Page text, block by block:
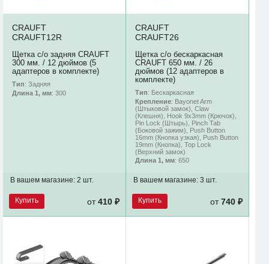
CRAUFT
CRAUFT12R
Щетка с/о задняя CRAUFT
300 мм. / 12 дюймов (5
адаптеров в комплекте)
Тип: Задняя
Длина 1, мм: 300
В вашем магазине: 2 шт.
Купить от410 ₽
CRAUFT
CRAUFT26
Щетка с/о бескаркасная
CRAUFT 650 мм. / 26
дюймов (12 адаптеров в
комплекте)
Тип: Бескаркасная
Крепление: Bayonet Arm
(Штыковой замок), Claw
(Клешня), Hook 9x3mm (Крючок),
Pin Lock (Штырь), Pinch Tab
(Боковой зажим), Push Button
16mm (Кнопка узкая), Push Button
19mm (Кнопка), Top Lock
(Верхний замок)
Длина 1, мм: 650
В вашем магазине: 3 шт.
Купить от740 ₽